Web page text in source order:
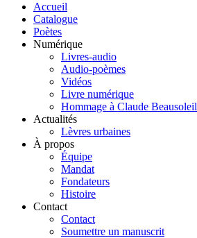
Accueil
Catalogue
Poètes
Numérique
Livres-audio
Audio-poèmes
Vidéos
Livre numérique
Hommage à Claude Beausoleil
Actualités
Lèvres urbaines
À propos
Équipe
Mandat
Fondateurs
Histoire
Contact
Contact
Soumettre un manuscrit